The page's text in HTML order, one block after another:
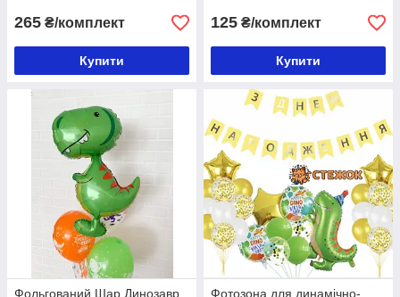
265 ₴/комплект
Купити
125 ₴/комплект
Купити
Фольгований Шар Динозавр
Фотозона для динамічно-